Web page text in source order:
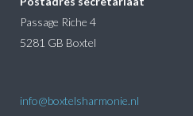
Passage Riche 4
5281 GB Boxtel
info@boxtelsharmonie.nl